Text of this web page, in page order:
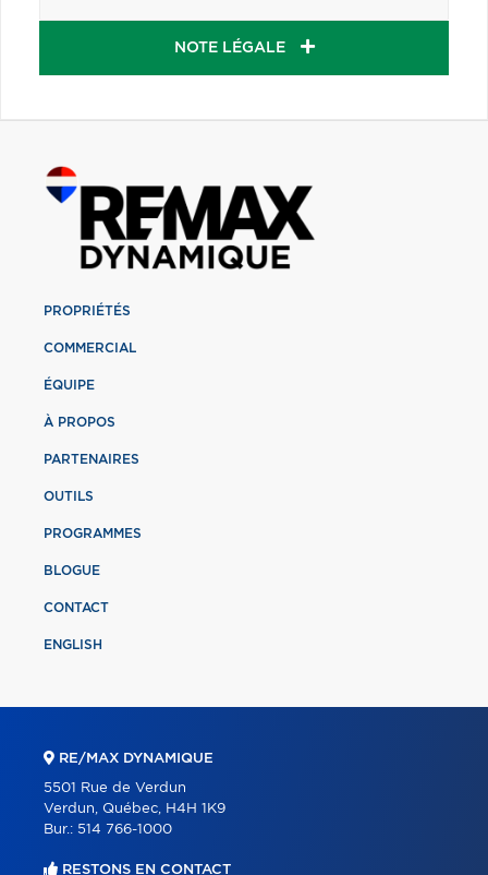
NOTE LÉGALE
PROPRIÉTÉS
COMMERCIAL
ÉQUIPE
À PROPOS
PARTENAIRES
OUTILS
PROGRAMMES
BLOGUE
CONTACT
ENGLISH
RE/MAX DYNAMIQUE
5501 Rue de Verdun
Verdun, Québec, H4H 1K9
Bur.: 514 766-1000
RESTONS EN CONTACT